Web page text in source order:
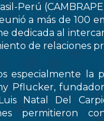
Perú
a más de 100
dedicada al
de relaciones
especialmente la
Pflucker,
Natal Del
permitieron